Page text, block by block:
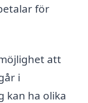
för
att
i
kan ha olika